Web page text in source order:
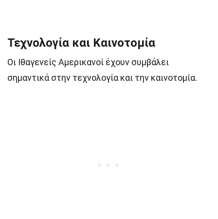
Τεχνολογία και Καινοτομία
Οι Ιθαγενείς Αμερικανοί έχουν συμβάλει
σημαντικά στην τεχνολογία και την καινοτομία.